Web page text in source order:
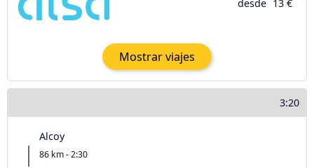
desde 13 €
Mostrar viajes
3:20
Alcoy
86 km - 2:30